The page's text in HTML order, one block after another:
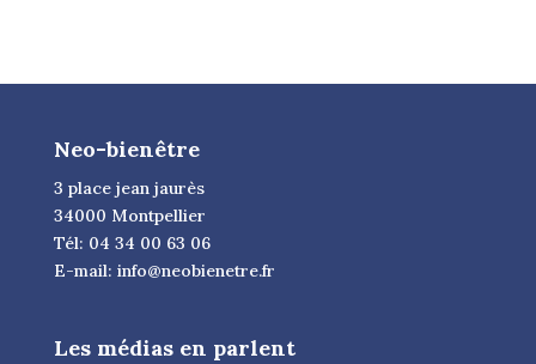
Neo-bienêtre
3 place jean jaurès
34000 Montpellier
Tél: 04 34 00 63 06
E-mail: info@neobienetre.fr
Les médias en parlent